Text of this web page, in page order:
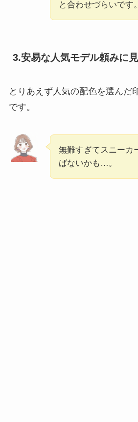
と合わせづらいです。
3.安易な人気モデル頼みに
とりあえず人気の配色を選んだ
です。
無難すぎてスニーカ
ばないかも…。